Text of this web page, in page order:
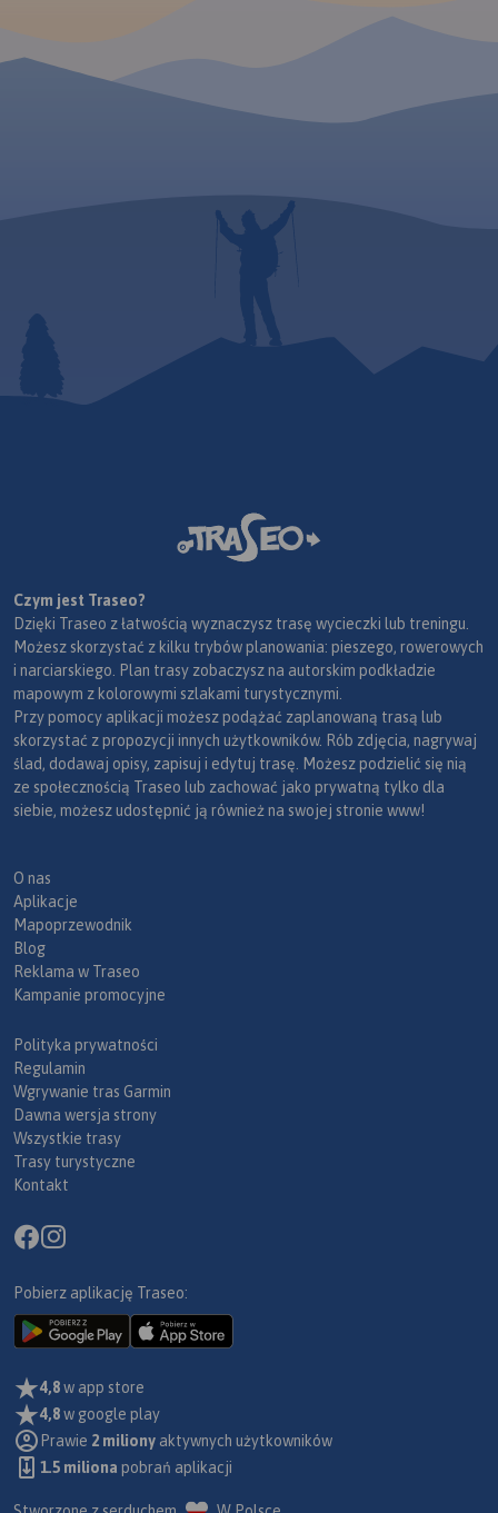
Czym jest Traseo?
Dzięki Traseo z łatwością wyznaczysz trasę wycieczki lub treningu.
Możesz skorzystać z kilku trybów planowania: pieszego, rowerowych
i narciarskiego. Plan trasy zobaczysz na autorskim podkładzie
mapowym z kolorowymi szlakami turystycznymi.
Przy pomocy aplikacji możesz podążać zaplanowaną trasą lub
skorzystać z propozycji innych użytkowników. Rób zdjęcia, nagrywaj
ślad, dodawaj opisy, zapisuj i edytuj trasę. Możesz podzielić się nią
ze społecznością Traseo lub zachować jako prywatną tylko dla
siebie, możesz udostępnić ją również na swojej stronie www!
O nas
Aplikacje
Mapoprzewodnik
Blog
Reklama w Traseo
Kampanie promocyjne
Polityka prywatności
Regulamin
Wgrywanie tras Garmin
Dawna wersja strony
Wszystkie trasy
Trasy turystyczne
Kontakt
Pobierz aplikację Traseo:
4,8w app store
4,8w google play
Prawie 2 miliony aktywnych użytkowników
1.5 miliona pobrań aplikacji